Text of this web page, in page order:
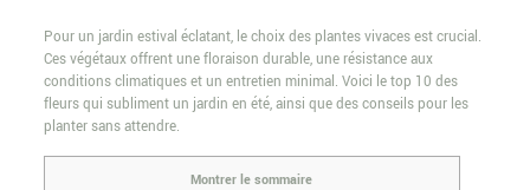
Pour un jardin estival éclatant, le choix des plantes vivaces est crucial.
Ces végétaux offrent une floraison durable, une résistance aux
conditions climatiques et un entretien minimal. Voici le top 10 des
fleurs qui subliment un jardin en été, ainsi que des conseils pour les
planter sans attendre.
Montrer le sommaire